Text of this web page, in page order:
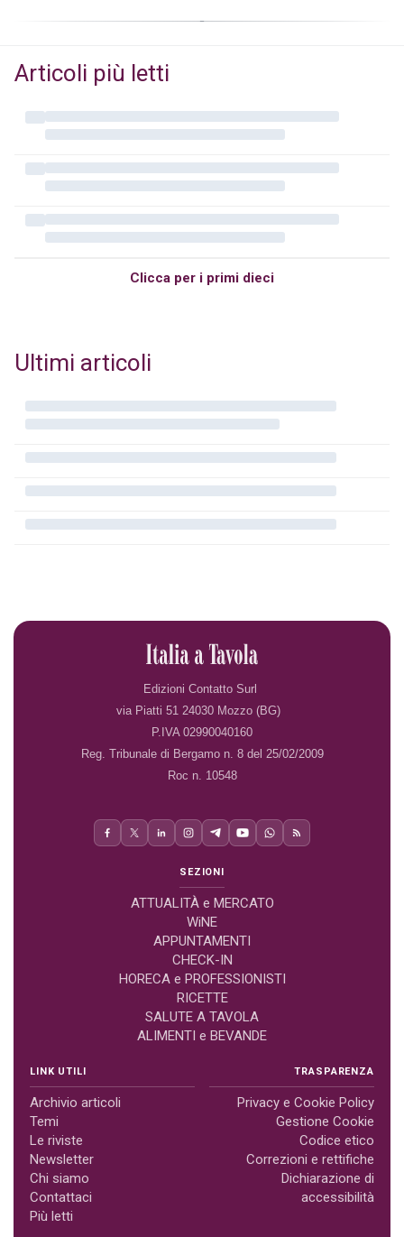
Articoli più letti
Clicca per i primi dieci
Ultimi articoli
Edizioni Contatto Surl
via Piatti 51 24030 Mozzo (BG)
P.IVA 02990040160
Reg. Tribunale di Bergamo n. 8 del 25/02/2009
Roc n. 10548
SEZIONI
ATTUALITÀ e MERCATO
WiNE
APPUNTAMENTI
CHECK-IN
HORECA e PROFESSIONISTI
RICETTE
SALUTE A TAVOLA
ALIMENTI e BEVANDE
LINK UTILI
Archivio articoli
Temi
Le riviste
Newsletter
Chi siamo
Contattaci
Più letti
TRASPARENZA
Privacy e Cookie Policy
Gestione Cookie
Codice etico
Correzioni e rettifiche
Dichiarazione di
accessibilità